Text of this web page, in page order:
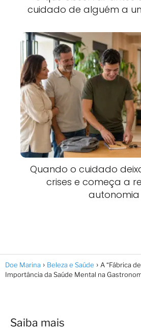
cuidado de alguém a
Quando o cuidado
crises e começa a
autonomia
Doe Marina Beleza e Saúde
A “Fábrica
Importância da Saúde Mental na
Saiba mais